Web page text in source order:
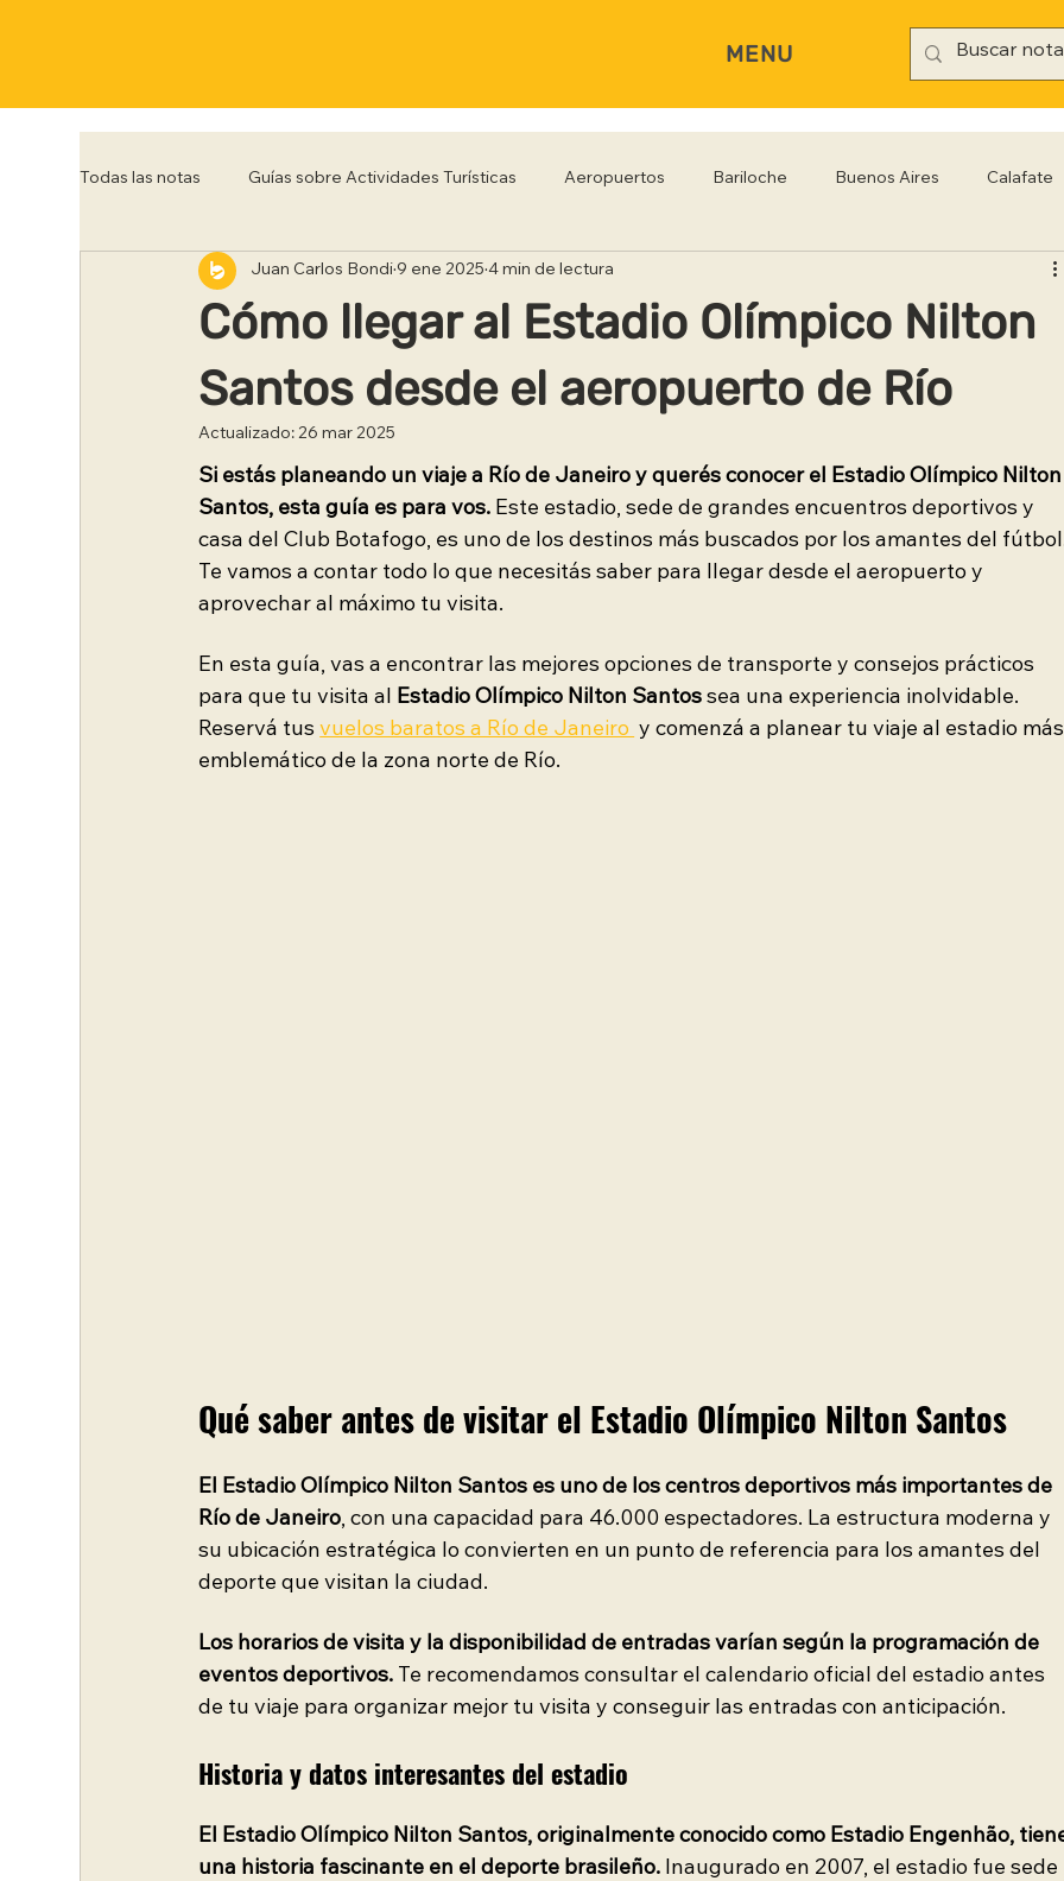
MENU
Todas las notas Guías sobre Actividades Turísticas Aeropuertos Bariloche Buenos Aires Calafate
Corrientes Entre Rios Florianópolis
Punta del Este Río de Janeiro Santa Cruz San Pablo
Tucumán Ushuaia
Cómo llegar al Estadio Olímpico Nilton
Santos desde el aeropuerto de Río
Juan Carlos Bondi 9 ene 2025 4 min de lectura
Actualizado:26 mar 2025
Si estás planeando un viaje a Río de Janeiro y querés conocer el Estadio Olímpico Nilton
Santos, esta guía es para vos. Este estadio, sede de grandes encuentros deportivos y
casa del Club Botafogo, es uno de los destinos más buscados por los amantes del
Te vamos a contar todo lo que necesitás saber para llegar desde el aeropuerto y
aprovechar al máximo tu visita.
En esta guía, vas a encontrar las mejores opciones de transporte y consejos prácticos
para que tu visita al Estadio Olímpico Nilton Santos sea una experiencia inolvidable.
Reservá tus vuelos baratos a Río de Janeiro y comenzá a planear tu viaje al estadio más
emblemático de la zona norte de Río.
Qué saber antes de visitar el Estadio Olímpico Nilton Santos
El Estadio Olímpico Nilton Santos es uno de los centros deportivos más importantes de
Río de Janeiro, con una capacidad para 46.000 espectadores. La estructura moderna y
su ubicación estratégica lo convierten en un punto de referencia para los amantes del
deporte que visitan la ciudad.
Los horarios de visita y la disponibilidad de entradas varían según la programación de
eventos deportivos. Te recomendamos consultar el calendario oficial del estadio antes
de tu viaje para organizar mejor tu visita y conseguir las entradas con anticipación.
Historia y datos interesantes del estadio
El Estadio Olímpico Nilton Santos, originalmente conocido como Estadio Engenhão,
una historia fascinante en el deporte brasileño. Inaugurado en 2007, el estadio fue sede